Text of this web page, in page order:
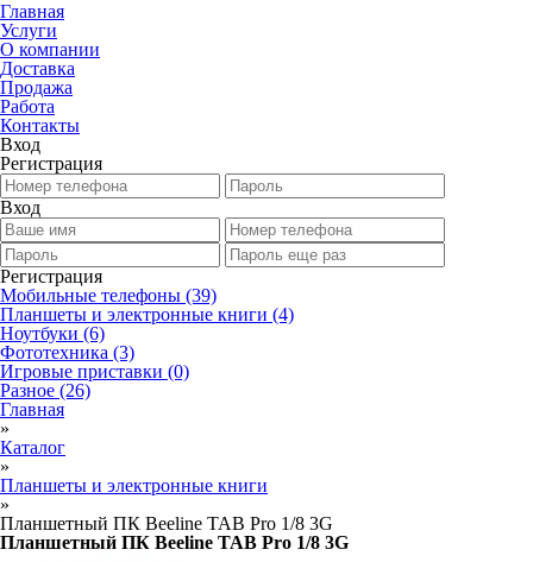
Главная
Услуги
О компании
Доставка
Продажа
Работа
Контакты
Вход
Регистрация
Вход
Регистрация
Мобильные телефоны (39)
Планшеты и электронные книги (4)
Ноутбуки (6)
Фототехника (3)
Игровые приставки (0)
Разное (26)
Главная
»
Каталог
»
Планшеты и электронные книги
»
Планшетный ПК Beeline TAB Pro 1/8 3G
Планшетный ПК Beeline TAB Pro 1/8 3G